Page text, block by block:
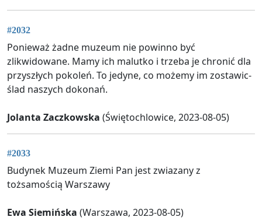
#2032
Ponieważ żadne muzeum nie powinno być
zlikwidowane. Mamy ich malutko i trzeba je chronić dla
przyszłych pokoleń. To jedyne, co możemy im zostawic-
ślad naszych dokonań.
Jolanta Zaczkowska (Świętochlowice, 2023-08-05)
#2033
Budynek Muzeum Ziemi Pan jest zwiazany z
tożsamością Warszawy
Ewa Siemińska (Warszawa, 2023-08-05)